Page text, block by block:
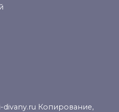
Копирование,